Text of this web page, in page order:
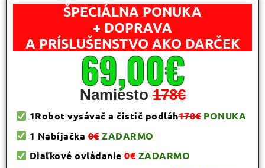
ŠPECIÁLNA PONUKA
+ DOPRAVA
A PRÍSLUŠENSTVO AKO DARČEK
69,00€
Namiesto178€
1Robot vysávač a čistič podláh178€PONUKA
1 Nabíjačka0€ZADARMO
Diaľkové ovládanie0€ZADARMO